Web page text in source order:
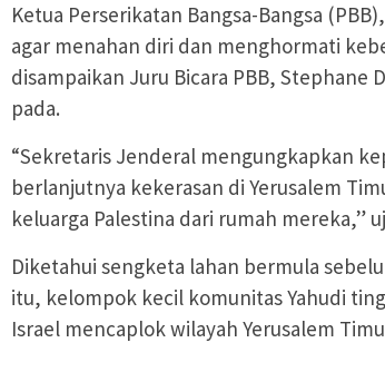
Ketua Perserikatan Bangsa-Bangsa
agar menahan diri dan menghormati
disampaikan Juru Bicara PBB, Stephane
pada.
“Sekretaris Jenderal mengungkapkan
berlanjutnya kekerasan di Yerusalem
keluarga Palestina dari rumah mereka,”
Diketahui sengketa lahan bermula
itu, kelompok kecil komunitas Yahudi
Israel mencaplok wilayah Yerusalem